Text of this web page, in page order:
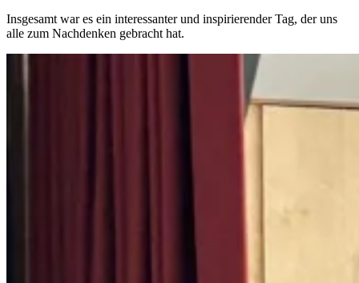
Insgesamt war es ein interessanter und inspirierender Tag, der uns
alle zum Nachdenken gebracht hat.